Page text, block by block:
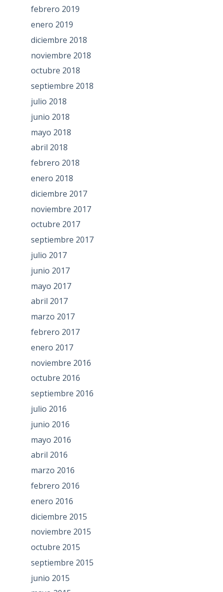
febrero 2019
enero 2019
diciembre 2018
noviembre 2018
octubre 2018
septiembre 2018
julio 2018
junio 2018
mayo 2018
abril 2018
febrero 2018
enero 2018
diciembre 2017
noviembre 2017
octubre 2017
septiembre 2017
julio 2017
junio 2017
mayo 2017
abril 2017
marzo 2017
febrero 2017
enero 2017
noviembre 2016
octubre 2016
septiembre 2016
julio 2016
junio 2016
mayo 2016
abril 2016
marzo 2016
febrero 2016
enero 2016
diciembre 2015
noviembre 2015
octubre 2015
septiembre 2015
junio 2015